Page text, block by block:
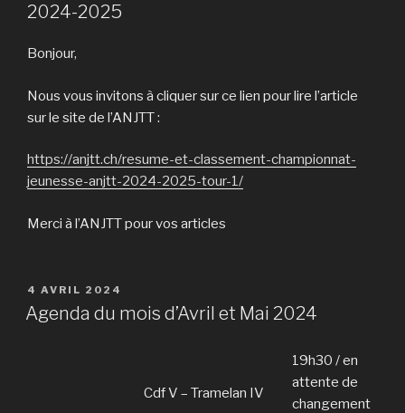
2024-2025
Bonjour,
Nous vous invitons à cliquer sur ce lien pour lire l’article
sur le site de l’ANJTT :
https://anjtt.ch/resume-et-classement-championnat-
jeunesse-anjtt-2024-2025-tour-1/
Merci à l’ANJTT pour vos articles
PUBLIÉ
LE
4 AVRIL 2024
Agenda du mois d’Avril et Mai 2024
Cdf V – Tramelan IV
19h30 / en
attente de
changement